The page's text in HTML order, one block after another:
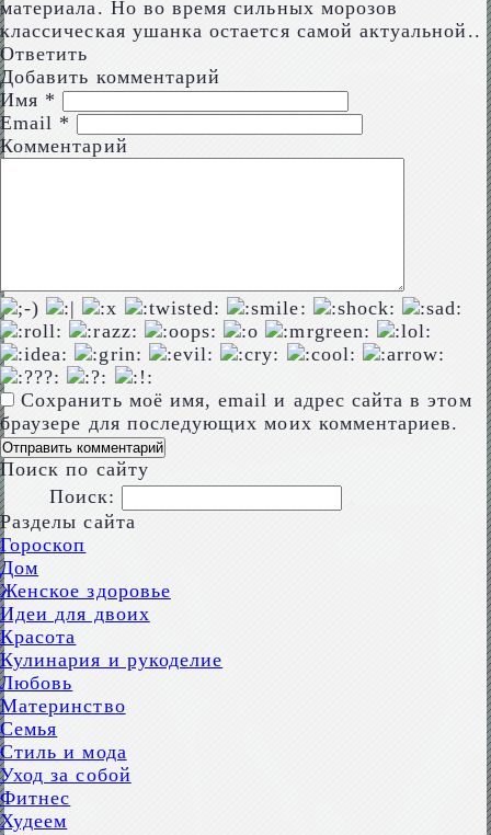
материала. Но во время сильных морозов
классическая ушанка остается самой актуальной..
Ответить
Добавить комментарий
Имя *
Email *
Комментарий
Сохранить моё имя, email и адрес сайта в этом
браузере для последующих моих комментариев.
Поиск по сайту
Поиск:
Разделы сайта
Гороскоп
Дом
Женское здоровье
Идеи для двоих
Красота
Кулинария и рукоделие
Любовь
Материнство
Семья
Стиль и мода
Уход за собой
Фитнес
Худеем